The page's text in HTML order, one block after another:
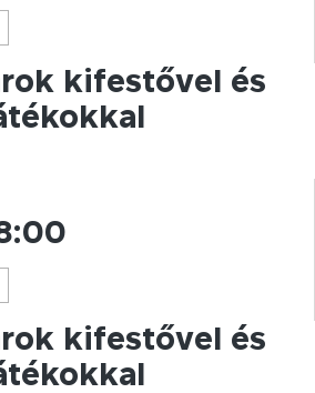
kifestővel és
kifestővel és